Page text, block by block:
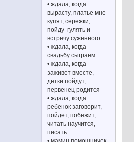
• ждала, когда
вырасту, платье мне
купят, сережки,
пойду гулять и
встречу суженного
• ждала, когда
свадьбу сыграем
• ждала, когда
заживет вместе,
детки пойдут,
первенец родится
• ждала, когда
ребенок заговорит,
пойдет, побежит,
читать научится,
писать